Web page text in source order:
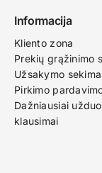
Informacija
Kliento zona
Prekių grąžinimo
Užsakymo
Pirkimo
Dažniausiai
klausimai